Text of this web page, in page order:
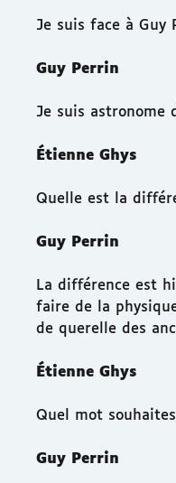
Je suis face à Guy
Guy Perrin
Je suis astronome
Étienne Ghys
Quelle est la
Guy Perrin
La différence est
faire de la
de querelle des
Étienne Ghys
Quel mot
Guy Perrin